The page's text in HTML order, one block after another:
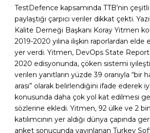
TestDefence kapsamında TTB’nin
paylaştığı çarpıcı veriler dikkat çekti.
Kalite Derneği Başkanı Koray Yitmen
2019-2020 yılına ilişkin raporlardan elde
yer verdi. Yitmen, DevOps State
2020 edisyonunda, çöken sistemi
verilen yanıtların yüzde 39 oranıyla “bir
arası” olarak belirlendiğini ifade ederek
konusunda daha çok yol kat edilmesi
sözlerine ekledi. Yitmen, 92 ülke ve 2
katılımcının yer aldığı dünya çapında
anket sonucunda yayınlanan Turkey